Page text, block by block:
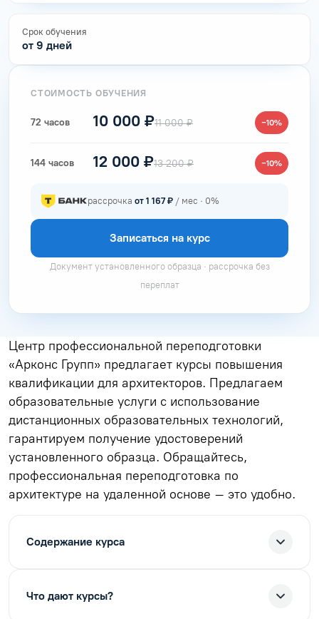
Срок обучения
от 9 дней
СТОИМОСТЬ ОБУЧЕНИЯ
72 часов 10 000 ₽11 000 ₽ −10%
144 часов 12 000 ₽13 200 ₽ −10%
рассрочка от 1 167 ₽ / мес · 0%
Записаться на курс
Документ установленного образца · рассрочка без
переплат
Центр профессиональной переподготовки
«Арконс Групп» предлагает курсы повышения
квалификации для архитекторов. Предлагаем
образовательные услуги с использование
дистанционных образовательных технологий,
гарантируем получение удостоверений
установленного образца. Обращайтесь,
профессиональная переподготовка по
архитектуре на удаленной основе – это удобно.
Содержание курса
Что дают курсы?